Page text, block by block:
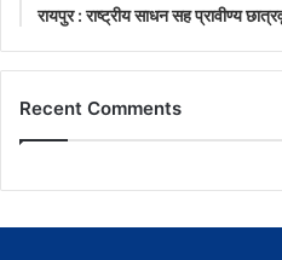
रायपुर : राष्ट्रीय साधन सह प्रावीण्य
Recent Comments